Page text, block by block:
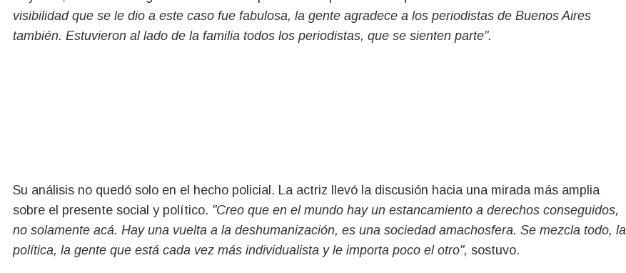
visibilidad que se le dio a este caso fue fabulosa, la gente agradece a los periodistas de Buenos Aires
también. Estuvieron al lado de la familia todos los periodistas, que se sienten parte".
Su análisis no quedó solo en el hecho policial. La actriz llevó la discusión hacia una mirada más amplia
sobre el presente social y político. "Creo que en el mundo hay un estancamiento a derechos conseguidos,
no solamente acá. Hay una vuelta a la deshumanización, es una sociedad amachosfera. Se mezcla todo, la
política, la gente que está cada vez más individualista y le importa poco el otro", sostuvo.